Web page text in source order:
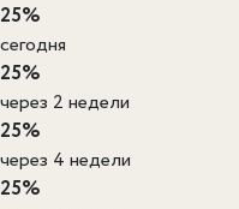
25%
сегодня
25%
через 2 недели
25%
через 4 недели
25%